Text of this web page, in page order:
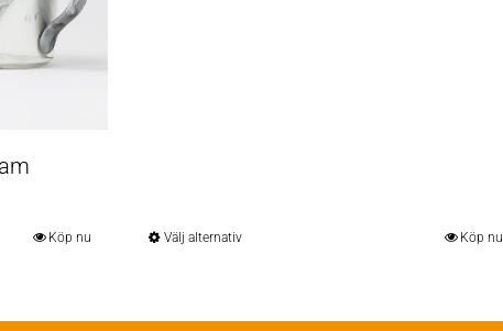
Köp nu Välj alternativDen
Köp nu